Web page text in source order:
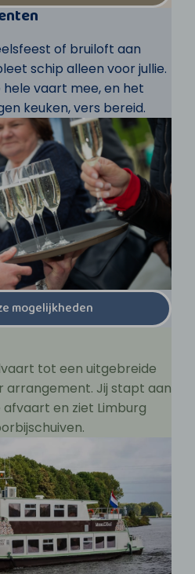
of bruiloft aan
schip alleen voor jullie.
vaart mee, en het
keuken, vers bereid.
mogelijkheden
tot een uitgebreide
arrangement. Jij stapt aan
en ziet Limburg